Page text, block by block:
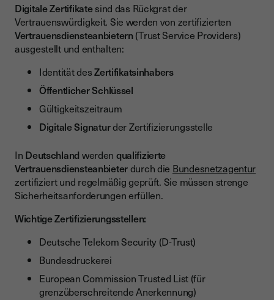
Digitale Zertifikatesind das Rückgrat der
Vertrauenswürdigkeit. Sie werden von zertifizierten
Vertrauensdiensteanbietern(Trust Service Providers)
ausgestellt und enthalten:
Identität desZertifikatsinhabers
Öffentlicher Schlüssel
Gültigkeitszeitraum
Digitale Signaturder Zertifizierungsstelle
In Deutschland werden qualifizierte
Vertrauensdiensteanbieterdurch die Bundesnetzagentur
zertifiziert und regelmäßig geprüft. Sie müssen strenge
Sicherheitsanforderungen erfüllen.
Wichtige Zertifizierungsstellen:
Deutsche Telekom Security (D-Trust)
Bundesdruckerei
European Commission Trusted List (für
grenzüberschreitende Anerkennung)